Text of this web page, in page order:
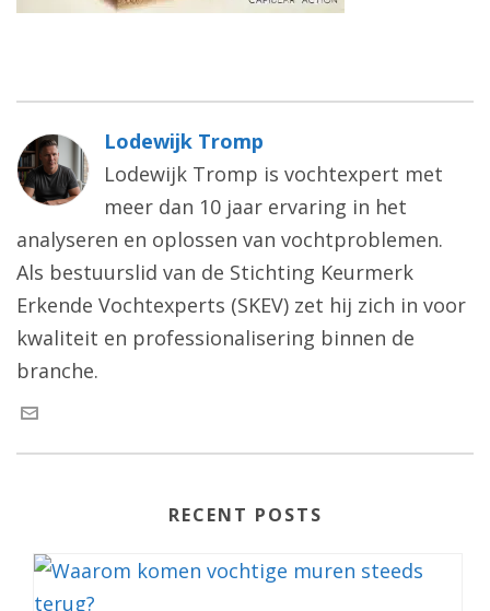
Lodewijk Tromp
Lodewijk Tromp is vochtexpert met
meer dan 10 jaar ervaring in het
analyseren en oplossen van vochtproblemen.
Als bestuurslid van de Stichting Keurmerk
Erkende Vochtexperts (SKEV) zet hij zich in voor
kwaliteit en professionalisering binnen de
branche.
RECENT POSTS